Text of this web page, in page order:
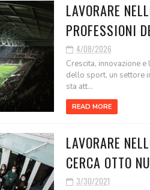
LAVORARE
PROFESSIONI
4/08/2026
Crescita, innovazione
dello sport, un settore
sta att...
READ MORE
LAVORARE
CERCA OTTO
3/30/2021